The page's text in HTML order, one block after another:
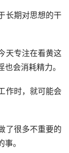
长期对思想的干
天专注在看黄这
会消耗精力。
作时，就可能会
了很多不重要的
。